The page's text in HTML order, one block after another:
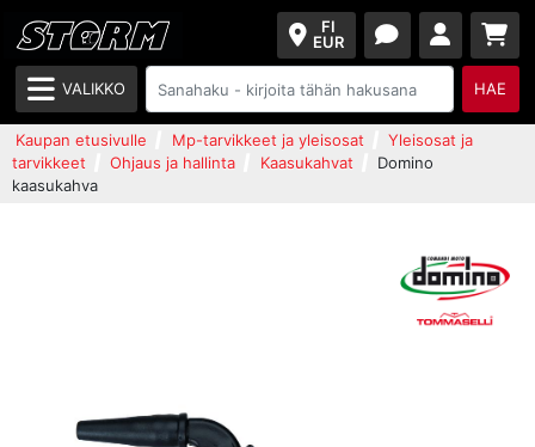
FI
EUR
VALIKKO HAE
Kaupan etusivulle Mp-tarvikkeet ja yleisosat
Yleisosat ja
tarvikkeet
Ohjaus ja hallinta Kaasukahvat
Domino
kaasukahva